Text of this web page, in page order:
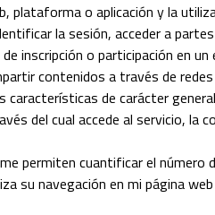
plataforma o aplicación y la
la sesión, acceder a
inscripción o participación en
contenidos a través de
de carácter
del cual accede al servicio, la
permiten cuantificar el número
su navegación en mi página